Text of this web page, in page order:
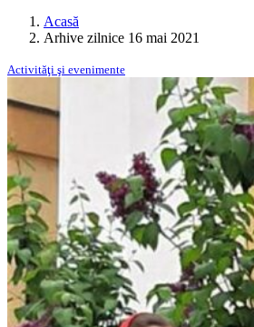
Acasă
Arhive zilnice 16 mai 2021
Activităţi şi evenimente